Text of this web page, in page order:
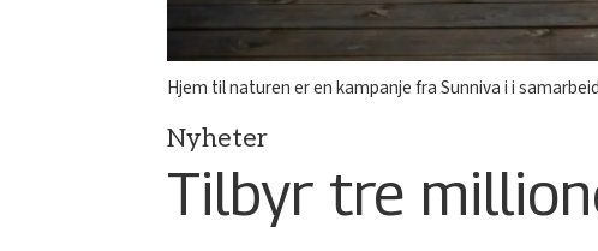
Hjem til naturen er en kampanje fra Sunniva i i
Nyheter
Tilbyr tre